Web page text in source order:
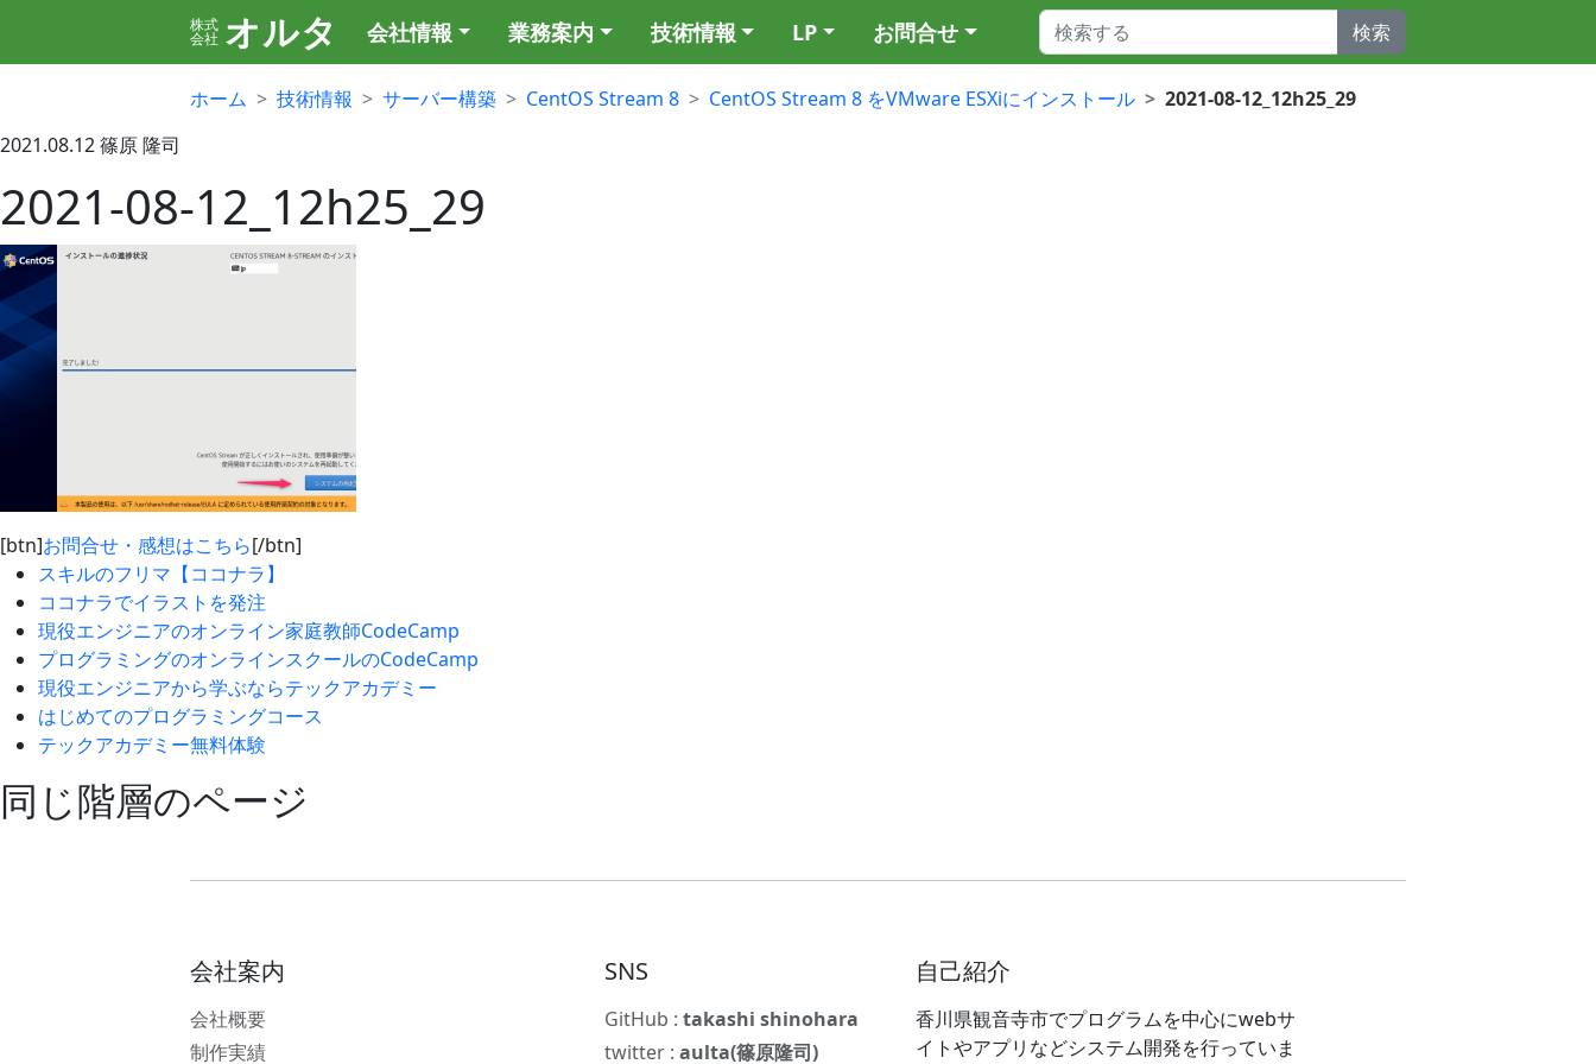
株式
会社 オルタ 会社情報 業務案内 技術情報 LP お問合せ 検索
ホーム 技術情報 サーバー構築 CentOS Stream 8 CentOS Stream 8 をVMware ESXiにインストール
2021-08-12_12h25_29
2021.08.12篠原 隆司
2021-08-12_12h25_29
[btn]お問合せ・感想はこちら[/btn]
スキルのフリマ【ココナラ】
ココナラでイラストを発注
現役エンジニアのオンライン家庭教師CodeCamp
プログラミングのオンラインスクールのCodeCamp
現役エンジニアから学ぶならテックアカデミー
はじめてのプログラミングコース
テックアカデミー無料体験
同じ階層のページ
会社案内
会社概要
制作実績
SNS
GitHub :takashi shinohara
twitter :aulta(篠原隆司)
自己紹介
香川県観音寺市でプログラムを中心にwebサ
イトやアプリなどシステム開発を行っていま